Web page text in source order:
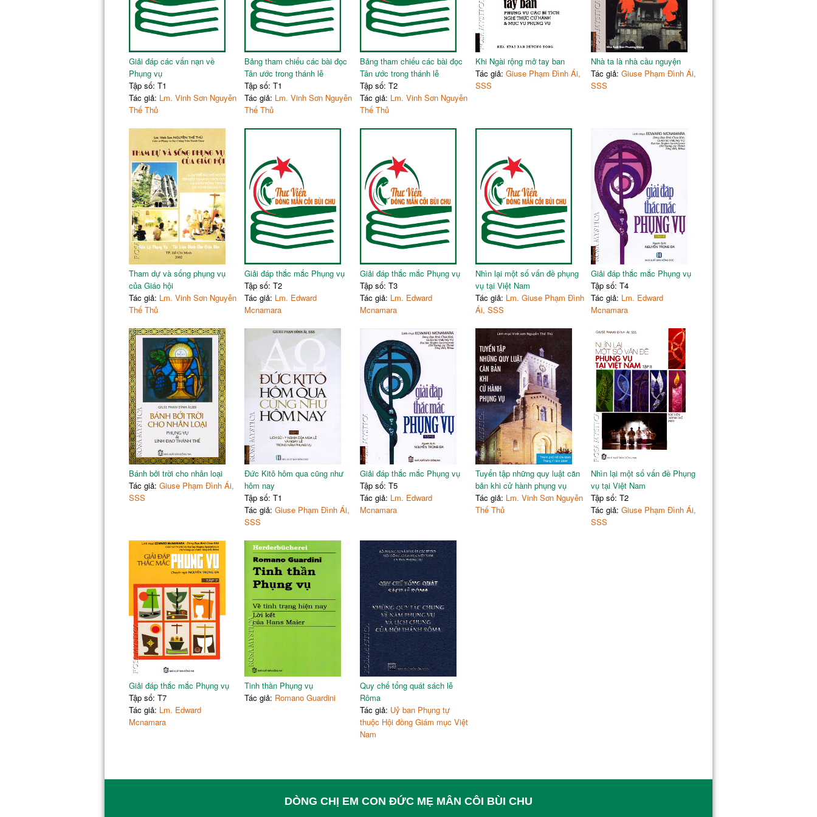
MÙA GIÁNG SINH
42
I. Thánh lễ Giáng sinh
42
II. Thánh lễ Hiển linh
III. Lễ thánh Gia thất
45
IV. Ngày cuối năm (31 tháng 12)
45
V. Lễ Chúa chịu phép rửa
46
II. Các ngày trong tuần mùa Phục sinh
Phụ lục
Bảng ghi ngày phụng vụ
139
Tài liệu tham khảo
144
Giải đáp các vấn nạn về
Phụng vụ
Tập số: T1
Tác giả: Lm. Vinh Sơn Nguyễn
Thế Thủ
Bảng tham chiếu các bài đọc
Tân ước trong thánh lễ
Tập số: T1
Tác giả: Lm. Vinh Sơn Nguyễn
Thế Thủ
Bảng tham chiếu các bài đọc
Tân ước trong thánh lễ
Tập số: T2
Tác giả: Lm. Vinh Sơn Nguyễn
Thế Thủ
Khi Ngài rộng mở tay ban
Tác giả: Giuse Phạm Đình Ái,
SSS
Nhà ta là nhà cầu nguyện
Tác giả: Giuse Phạm Đình Ái,
SSS
Tham dự và sống phụng vụ
của Giáo hội
Tác giả: Lm. Vinh Sơn Nguyễn
Thế Thủ
Giải đáp thắc mắc Phụng vụ
Tập số: T2
Tác giả: Lm. Edward
Mcnamara
Giải đáp thắc mắc Phụng vụ
Tập số: T3
Tác giả: Lm. Edward
Mcnamara
Nhìn lại một số vấn đề phụng
vụ tại Việt Nam
Tác giả: Lm. Giuse Phạm Đình
Ái, SSS
Giải đáp thắc mắc Phụng vụ
Tập số: T4
Tác giả: Lm. Edward
Mcnamara
Bánh bởi trời cho nhân loại
Tác giả: Giuse Phạm Đình Ái,
SSS
Đức Kitô hôm qua cũng như
hôm nay
Tập số: T1
Tác giả: Giuse Phạm Đình Ái,
SSS
Giải đáp thắc mắc Phụng vụ
Tập số: T5
Tác giả: Lm. Edward
Mcnamara
Tuyển tập những quy luật căn
bản khi cử hành phụng vụ
Tác giả: Lm. Vinh Sơn Nguyễn
Thế Thủ
Nhìn lại một số vấn đề Phụng
vụ tại Việt Nam
Tập số: T2
Tác giả: Giuse Phạm Đình Ái,
SSS
Giải đáp thắc mắc Phụng vụ
Tập số: T7
Tác giả: Lm. Edward
Mcnamara
Tinh thần Phụng vụ
Tác giả: Romano Guardini
Quy chế tổng quát sách lễ
Rôma
Tác giả: Uỷ ban Phụng tự
thuộc Hội đồng Giám mục Việt
Nam
DÒNG CHỊ EM CON ĐỨC MẸ MÂN CÔI BÙI CHU